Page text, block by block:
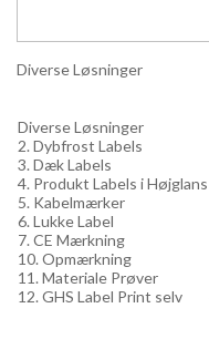
Diverse Løsninger
Diverse Løsninger
2. Dybfrost Labels
3. Dæk Labels
4. Produkt Labels i Højglans
5. Kabelmærker
6. Lukke Label
7. CE Mærkning
10. Opmærkning
11. Materiale Prøver
12. GHS Label Print selv